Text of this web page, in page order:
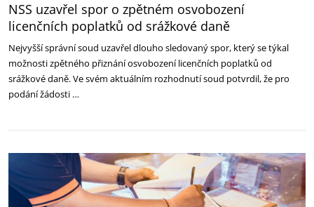
NSS uzavřel spor o zpětném osvobození
licenčních poplatků od srážkové daně
Nejvyšší správní soud uzavřel dlouho sledovaný spor, který se týkal
možnosti zpětného přiznání osvobození licenčních poplatků od
srážkové daně. Ve svém aktuálním rozhodnutí soud potvrdil, že pro
podání žádosti …